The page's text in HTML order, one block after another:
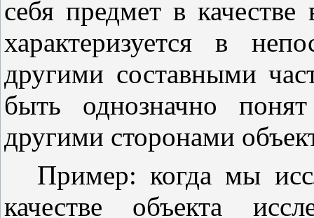
себя предмет в
характеризуется в
другими составными
быть однозначно
другими сторонами
Пример: когда мы
качестве объекта